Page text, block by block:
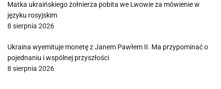
Matka ukraińskiego żołnierza pobita we Lwowie za mówienie w
języku rosyjskim
8 sierpnia 2026
Ukraina wyemituje monetę z Janem Pawłem II. Ma przypominać o
pojednaniu i wspólnej przyszłości
8 sierpnia 2026